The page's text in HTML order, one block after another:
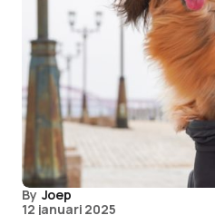
By Joep
12 januari 2025